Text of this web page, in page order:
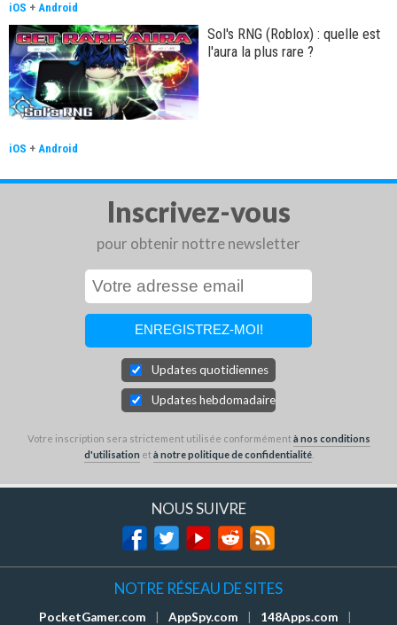
iOS + Android
Sol's RNG (Roblox) : quelle est
l'aura la plus rare ?
iOS + Android
Inscrivez-vous
pour obtenir nottre newsletter
Updates quotidiennes
Updates hebdomadaires
Votre inscription sera strictement utilisée conformémentà nos conditions
d'utilisation età notre politique de confidentialité.
NOUS SUIVRE
NOTRE RÉSEAU DE SITES
PocketGamer.com AppSpy.com 148Apps.com